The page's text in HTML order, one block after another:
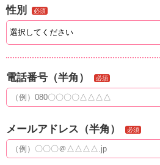
性別 必須
電話番号（半角） 必須
メールアドレス（半角） 必須